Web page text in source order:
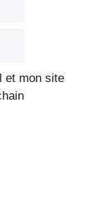
et mon site